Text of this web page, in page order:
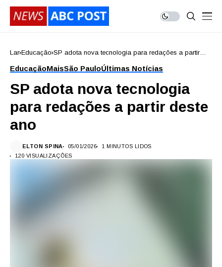
Lar Educação SP adota nova tecnologia para redações a partir
EducaçãoMaisSão PauloÚltimas Notícias
SP adota nova tecnologia
para redações a partir deste
ano
ELTON SPINA 05/01/2026
1 MINUTOS LIDOS
120 VISUALIZAÇÕES